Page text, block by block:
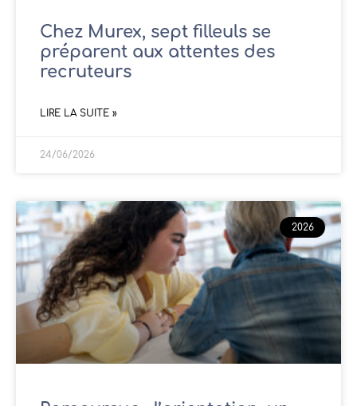
Chez Murex, sept filleuls se
préparent aux attentes des
recruteurs
LIRE LA SUITE »
24/06/2026
2026